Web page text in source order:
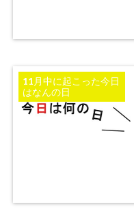
11月中に起こった今日
はなんの日